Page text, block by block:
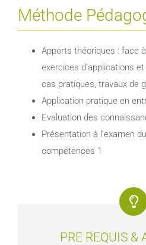
Méthode
Apports théoriques : face
exercices d’applications
cas pratiques, travaux de
Application pratique en
Evaluation des
Présentation à l’examen
compétences 1
PRE REQUIS &